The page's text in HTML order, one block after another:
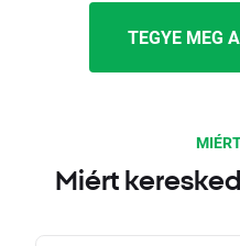
TEGYE MEG
Miért